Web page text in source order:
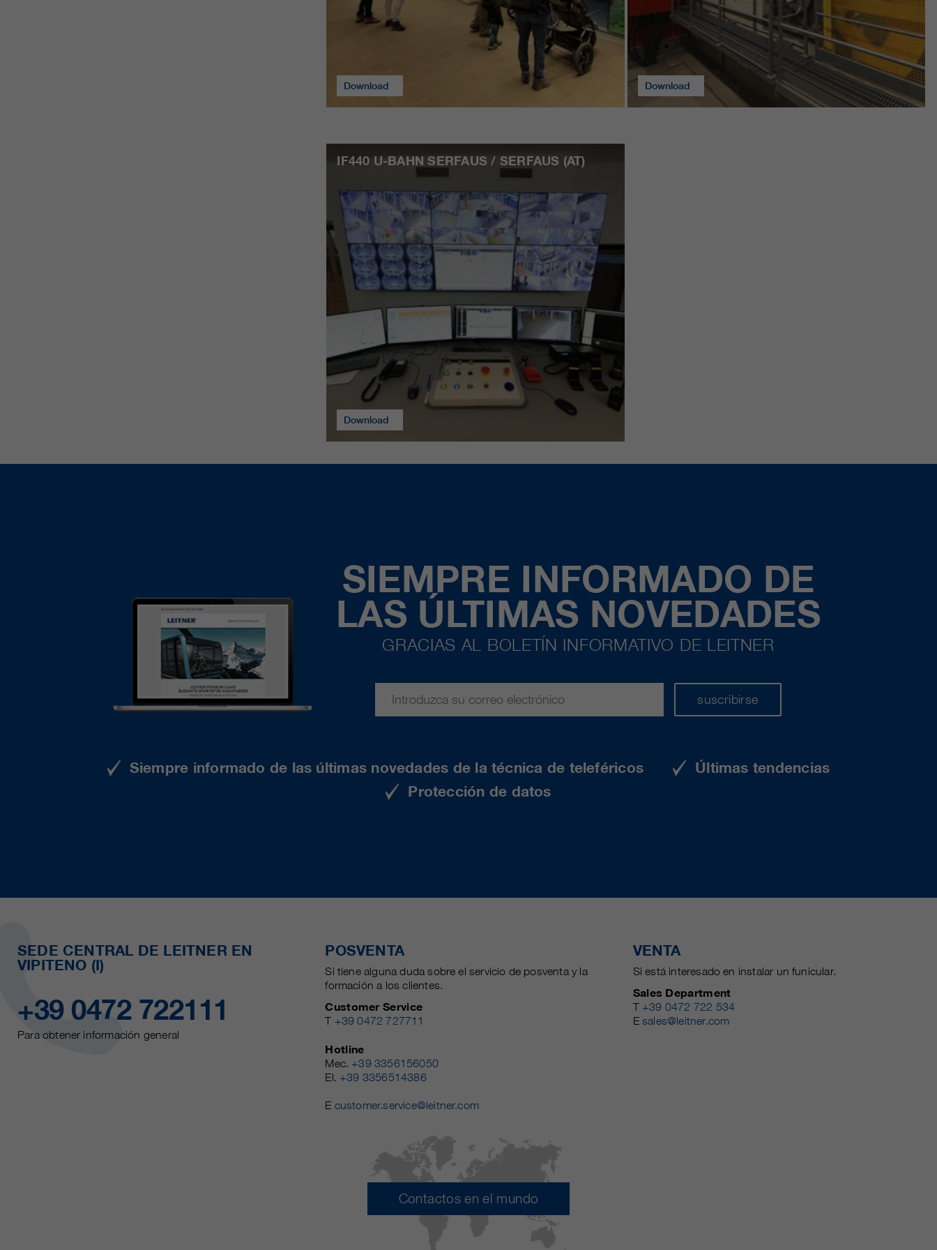
Download Download
IF440 U-BAHN SERFAUS / SERFAUS (AT)
Download
SIEMPRE INFORMADO DE
LAS ÚLTIMAS NOVEDADES
GRACIAS AL BOLETÍN INFORMATIVO DE LEITNER
suscribirse
Siempre informado de las últimas novedades de la técnica de teleféricos
Últimas tendencias
Protección de datos
SEDE CENTRAL DE LEITNER EN
VIPITENO (I)
+39 0472 722111
Para obtener información general
POSVENTA
Si tiene alguna duda sobre el servicio de posventa y la
formación a los clientes.
Customer Service
T +39 0472 727711
Hotline
Mec. +39 3356156050
El. +39 3356514386
E customer.service@leitner.com
VENTA
Si está interesado en instalar un funicular.
Sales Department
T +39 0472 722 534
Esales@leitner.com
Contactos en el mundo